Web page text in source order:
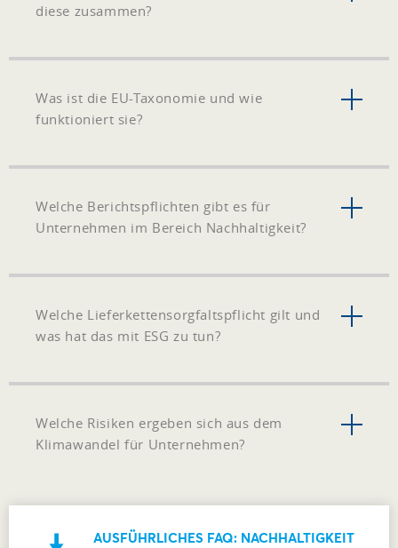
diese zusammen?
Was ist die EU-Taxonomie und wie
funktioniert sie?
Welche Berichtspflichten gibt es für
Unternehmen im Bereich Nachhaltigkeit?
Welche Lieferkettensorgfaltspflicht gilt und
was hat das mit ESG zu tun?
Welche Risiken ergeben sich aus dem
Klimawandel für Unternehmen?
AUSFÜHRLICHES FAQ: NACHHALTIGKEIT